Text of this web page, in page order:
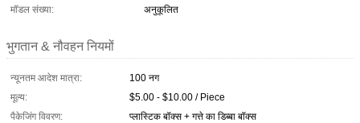
मॉडल संख्या:
अनुकूलित
भुगतान & नौवहन नियमों
न्यूनतम आदेश मात्रा:
100 नग
मूल्य:
$5.00 - $10.00 / Piece
पैकेजिंग विवरण:
प्लास्टिक बॉक्स + गत्ते का डिब्बा बॉक्स